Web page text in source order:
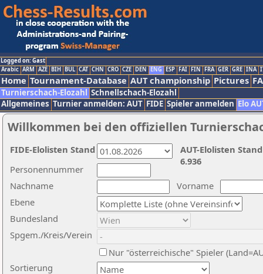
Logged on: Gast
Arabic ARM AZE BIH BUL CAT CHN CRO CZE DEN ENG ESP FAI FIN FRA GER GRE INA
Home Tournament-Database AUT championship Pictures
Turnierschach-Elozahl Schnellschach-Elozahl
Allgemeines Turnier anmelden: AUT FIDE Spieler anmelden Elo
Willkommen bei den offiziellen
Nachname
Vorname
Ebene
Sortierung
Personennummer
Bundesland
Spgem./Kreis/Verein
Nur "österreichische" Spieler
AUT-Elolisten
6.936
FIDE-Elolisten Stand